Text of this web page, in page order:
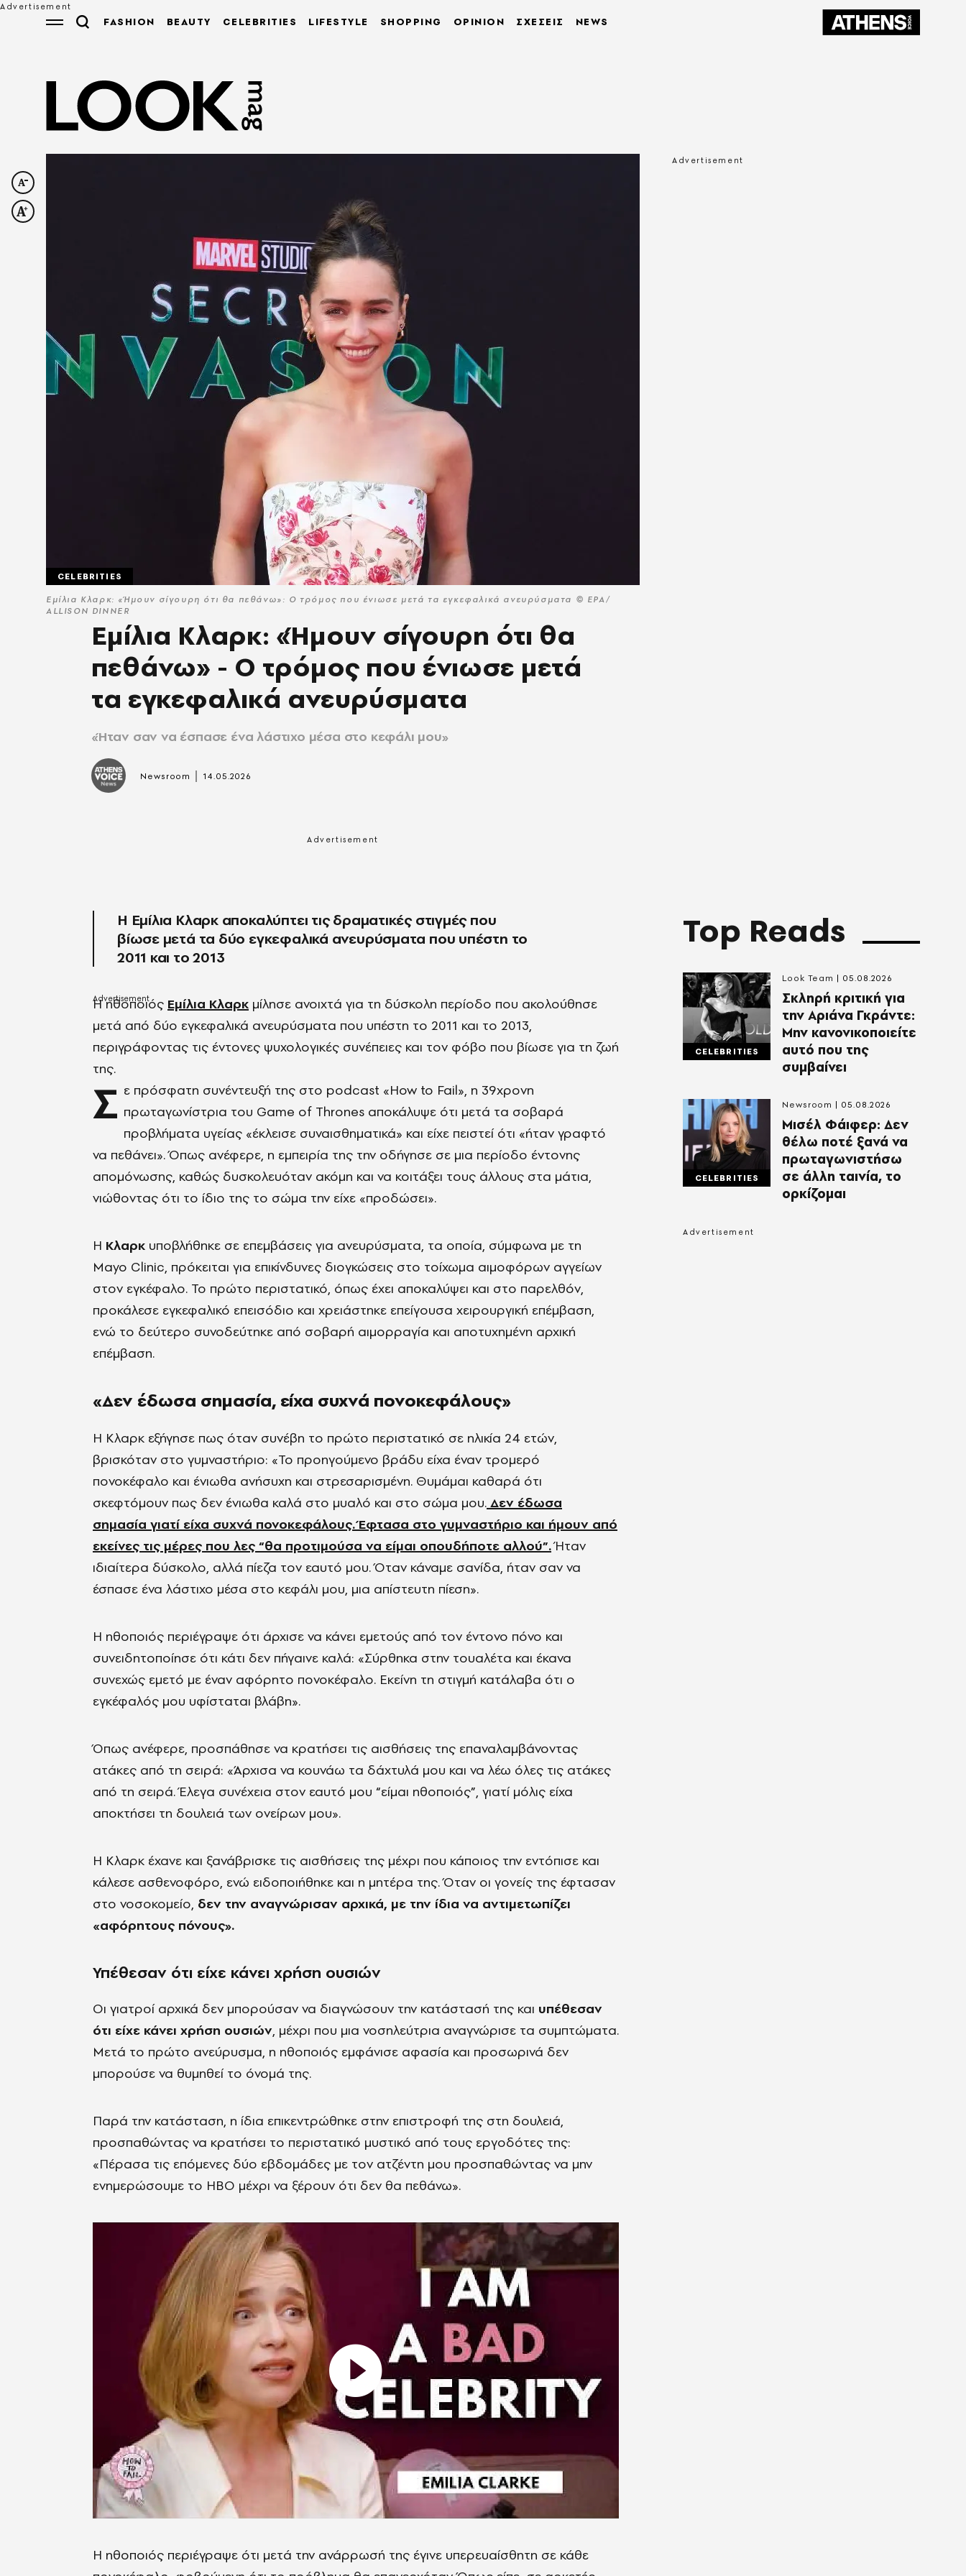
FASHION BEAUTY CELEBRITIES LIFESTYLE SHOPPING OPINION ΣΧΕΣΕΙΣ NEWS
Εμίλια Κλαρκ: «Ήμουν σίγουρη ότι θα πεθάνω»: Ο τρόμος που ένιωσε μετά τα εγκεφαλικά ανευρύσματα © EPA/
ALLISON DINNER
CELEBRITIES
Εμίλια Κλαρκ: «Ήμουν σίγουρη ότι θα
πεθάνω» - Ο τρόμος που ένιωσε μετά
τα εγκεφαλικά ανευρύσματα
«Ήταν σαν να έσπασε ένα λάστιχο μέσα στο κεφάλι μου»
Newsroom 14.05.2026
Η Εμίλια Κλαρκ αποκαλύπτει τις δραματικές στιγμές που
βίωσε μετά τα δύο εγκεφαλικά ανευρύσματα που υπέστη το
2011 και το 2013
Η ηθοποιός Εμίλια Κλαρκ μίλησε ανοιχτά για τη δύσκολη περίοδο που ακολούθησε
μετά από δύο εγκεφαλικά ανευρύσματα που υπέστη το 2011 και το 2013,
περιγράφοντας τις έντονες ψυχολογικές συνέπειες και τον φόβο που βίωσε για τη ζωή
της.
Σ ε πρόσφατη συνέντευξή της στο podcast «How to Fail», η 39χρονη
πρωταγωνίστρια του Game of Thrones αποκάλυψε ότι μετά τα σοβαρά
προβλήματα υγείας «έκλεισε συναισθηματικά» και είχε πειστεί ότι «ήταν γραφτό
να πεθάνει». Όπως ανέφερε, η εμπειρία της την οδήγησε σε μια περίοδο έντονης
απομόνωσης, καθώς δυσκολευόταν ακόμη και να κοιτάξει τους άλλους στα μάτια,
νιώθοντας ότι το ίδιο της το σώμα την είχε «προδώσει».
Η Κλαρκ υποβλήθηκε σε επεμβάσεις για ανευρύσματα, τα οποία, σύμφωνα με τη
Mayo Clinic, πρόκειται για επικίνδυνες διογκώσεις στο τοίχωμα αιμοφόρων αγγείων
στον εγκέφαλο. Το πρώτο περιστατικό, όπως έχει αποκαλύψει και στο παρελθόν,
προκάλεσε εγκεφαλικό επεισόδιο και χρειάστηκε επείγουσα χειρουργική επέμβαση,
ενώ το δεύτερο συνοδεύτηκε από σοβαρή αιμορραγία και αποτυχημένη αρχική
επέμβαση.
«Δεν έδωσα σημασία, είχα συχνά πονοκεφάλους»
Η Κλαρκ εξήγησε πως όταν συνέβη το πρώτο περιστατικό σε ηλικία 24 ετών,
βρισκόταν στο γυμναστήριο: «Το προηγούμενο βράδυ είχα έναν τρομερό
πονοκέφαλο και ένιωθα ανήσυχη και στρεσαρισμένη. Θυμάμαι καθαρά ότι
σκεφτόμουν πως δεν ένιωθα καλά στο μυαλό και στο σώμα μου. Δεν έδωσα
σημασία γιατί είχα συχνά πονοκεφάλους. Έφτασα στο γυμναστήριο και ήμουν από
εκείνες τις μέρες που λες “θα προτιμούσα να είμαι οπουδήποτε αλλού”.Ήταν
ιδιαίτερα δύσκολο, αλλά πίεζα τον εαυτό μου. Όταν κάναμε σανίδα, ήταν σαν να
έσπασε ένα λάστιχο μέσα στο κεφάλι μου, μια απίστευτη πίεση».
Η ηθοποιός περιέγραψε ότι άρχισε να κάνει εμετούς από τον έντονο πόνο και
συνειδητοποίησε ότι κάτι δεν πήγαινε καλά: «Σύρθηκα στην τουαλέτα και έκανα
συνεχώς εμετό με έναν αφόρητο πονοκέφαλο. Εκείνη τη στιγμή κατάλαβα ότι ο
εγκέφαλός μου υφίσταται βλάβη».
Όπως ανέφερε, προσπάθησε να κρατήσει τις αισθήσεις της επαναλαμβάνοντας
ατάκες από τη σειρά: «Άρχισα να κουνάω τα δάχτυλά μου και να λέω όλες τις ατάκες
από τη σειρά. Έλεγα συνέχεια στον εαυτό μου “είμαι ηθοποιός”, γιατί μόλις είχα
αποκτήσει τη δουλειά των ονείρων μου».
Η Κλαρκ έχανε και ξανάβρισκε τις αισθήσεις της μέχρι που κάποιος την εντόπισε και
κάλεσε ασθενοφόρο, ενώ ειδοποιήθηκε και η μητέρα της. Όταν οι γονείς της έφτασαν
στο νοσοκομείο, δεν την αναγνώρισαν αρχικά, με την ίδια να αντιμετωπίζει
«αφόρητους πόνους».
Υπέθεσαν ότι είχε κάνει χρήση ουσιών
Οι γιατροί αρχικά δεν μπορούσαν να διαγνώσουν την κατάστασή της και υπέθεσαν
ότι είχε κάνει χρήση ουσιών, μέχρι που μια νοσηλεύτρια αναγνώρισε τα συμπτώματα.
Μετά το πρώτο ανεύρυσμα, η ηθοποιός εμφάνισε αφασία και προσωρινά δεν
μπορούσε να θυμηθεί το όνομά της.
Παρά την κατάσταση, η ίδια επικεντρώθηκε στην επιστροφή της στη δουλειά,
προσπαθώντας να κρατήσει το περιστατικό μυστικό από τους εργοδότες της:
«Πέρασα τις επόμενες δύο εβδομάδες με τον ατζέντη μου προσπαθώντας να μην
ενημερώσουμε το HBO μέχρι να ξέρουν ότι δεν θα πεθάνω».
Η ηθοποιός περιέγραψε ότι μετά την ανάρρωσή της έγινε υπερευαίσθητη σε κάθε
Top Reads
CELEBRITIES
Σκληρή κριτική για
την Αριάνα Γκράντε:
Μην κανονικοποιείτε
αυτό που της
συμβαίνει
Look Team 05.08.2026
CELEBRITIES
Μισέλ Φάιφερ: Δεν
θέλω ποτέ ξανά να
πρωταγωνιστήσω
σε άλλη ταινία, το
ορκίζομαι
Newsroom 05.08.2026